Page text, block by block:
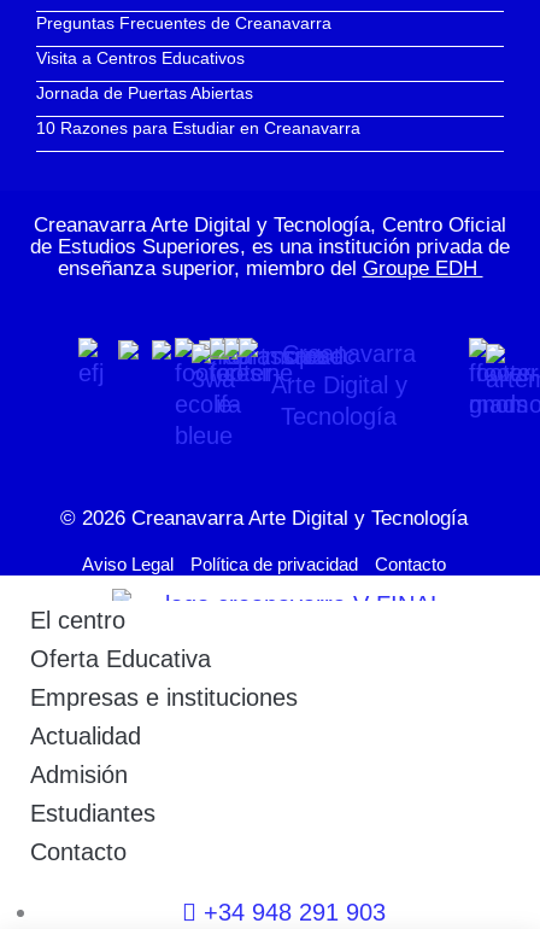
Preguntas Frecuentes de Creanavarra
Visita a Centros Educativos
Jornada de Puertas Abiertas
10 Razones para Estudiar en Creanavarra
Creanavarra Arte Digital y Tecnología, Centro Oficial
de Estudios Superiores, es una institución privada de
enseñanza superior, miembro del Groupe EDH
© 2026 Creanavarra Arte Digital y Tecnología
Aviso Legal Política de privacidad Contacto
El centro
Oferta Educativa
Empresas e instituciones
Actualidad
Admisión
Estudiantes
Contacto
+34 948 291 903